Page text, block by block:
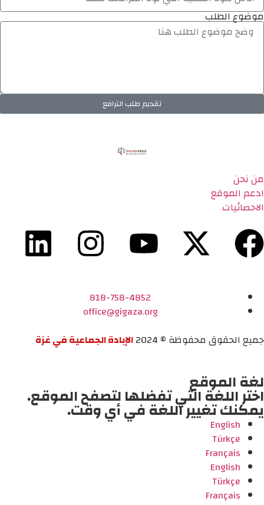
موضوع الطلب
تقديم طلب الترافع
من نحن
ادعم الموقع
الاحصائيات
818-758-4852
office@gigaza.org
جميع الحقوق محفوظة © 2024
الإبادة الجماعية في غزة
لغة الموقع
اختر اللغة التي تفضلها لتصفح الموقع.
يمكنك تغيير اللغة في أي وقت.
English
Türkçe
Français
English
Türkçe
Français